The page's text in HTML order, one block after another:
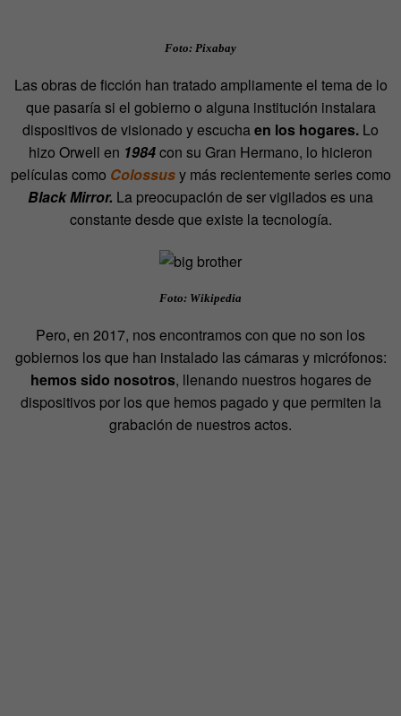
Foto: Pixabay
Las obras de ficción han tratado ampliamente el tema de lo
que pasaría si el gobierno o alguna institución instalara
dispositivos de visionado y escuchaen los hogares. Lo
hizo Orwell en 1984con su Gran Hermano, lo hicieron
películas como Colossusy más recientemente series como
Black Mirror. La preocupación de ser vigilados es una
constante desde que existe la tecnología.
Foto: Wikipedia
Pero, en 2017, nos encontramos con que no son los
gobiernos los que han instalado las cámaras y micrófonos:
hemos sido nosotros, llenando nuestros hogares de
dispositivos por los que hemos pagado y que permiten la
grabación de nuestros actos.